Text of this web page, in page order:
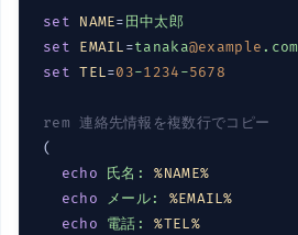
set NAME= 田中太郎
set
EMAIL=tanaka@example.com
set TEL=03-1234-5678
rem 連絡先情報を複数行でコピー
(
echo
氏名: %NAME%
echo
メール: %EMAIL%
echo
電話: %TEL%